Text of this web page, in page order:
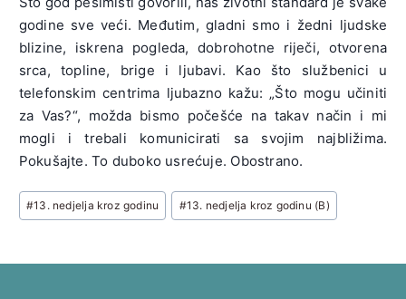
godine sve veći. Međutim, gladni smo i žedni ljudske
blizine, iskrena pogleda, dobrohotne riječi, otvorena
srca, topline, brige i ljubavi. Kao što službenici u
telefonskim centrima ljubazno kažu: „Što mogu učiniti
za Vas?“, možda bismo počešće na takav način i mi
mogli i trebali komunicirati sa svojim najbližima.
Pokušajte. To duboko usrećuje. Obostrano.
Post
Tags:
#13. nedjelja kroz godinu #13. nedjelja kroz godinu (B)